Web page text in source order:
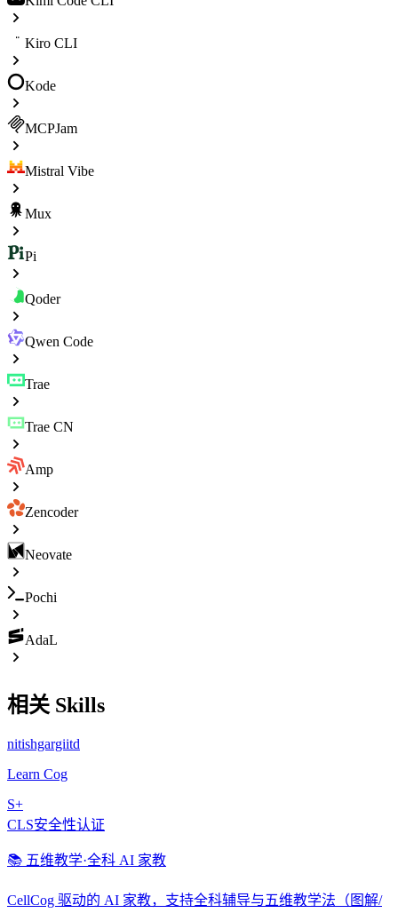
Kiro CLI
Kode
MCPJam
Mistral Vibe
Mux
Pi
Qoder
Qwen Code
Trae
Trae CN
Amp
Zencoder
Neovate
Pochi
AdaL
相关 Skills
nitishgargiitd
Learn Cog
S+
CLS安全性认证
📚 五维教学·全科 AI 家教
CellCog 驱动的 AI 家教，支持全科辅导与五维教学法（图解/